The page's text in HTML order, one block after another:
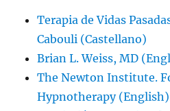
Terapia de Vidas
Cabouli (Castellano)
Brian L. Weiss, MD
The Newton Institute.
Hypnotherapy